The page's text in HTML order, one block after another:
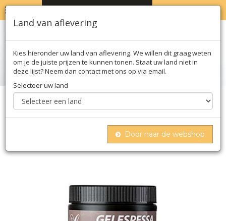
Home Moleculair
Gelespessa, verdikkingsmiddel (ook stabilisator
Land van aflevering
Kies hieronder uw land van aflevering. We willen dit graag weten
om je de juiste prijzen te kunnen tonen. Staat uw land niet in
deze lijst? Neem dan contact met ons op via email.
Selecteer uw land
Door naar de webshop